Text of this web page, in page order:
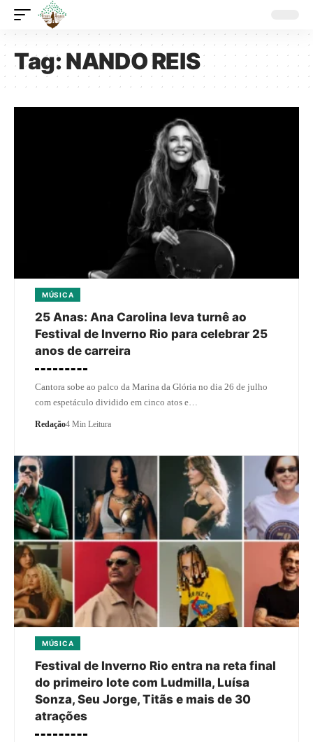
Tag:NANDO REIS
MÚSICA
25 Anas: Ana Carolina leva turnê ao
Festival de Inverno Rio para celebrar 25
anos de carreira
Cantora sobe ao palco da Marina da Glória no dia 26 de julho
com espetáculo dividido em cinco atos e…
Redação4 Min Leitura
MÚSICA
Festival de Inverno Rio entra na reta final
do primeiro lote com Ludmilla, Luísa
Sonza, Seu Jorge, Titãs e mais de 30
atrações